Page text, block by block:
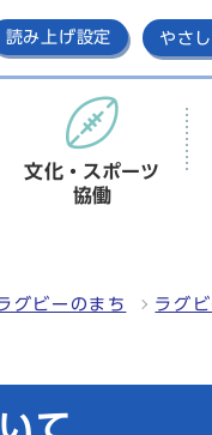
読み上げ設定 やさ
文化・スポーツ
協働
グビーのまち ラグ
て